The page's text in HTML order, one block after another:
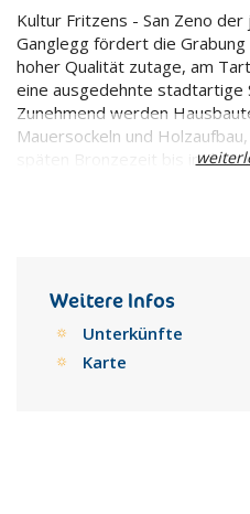
Kultur Fritzens - San Zeno
Ganglegg fördert die
hoher Qualität zutage, am
eine ausgedehnte stadtartige
Zunehmend werden
Mauersockeln und
späten Bronzezeit bis in die
besaß wohl ihren
verbrannte und kalzinierte
Valmutz über St. Georg in
Weitere Infos
Unterkünfte
Karte